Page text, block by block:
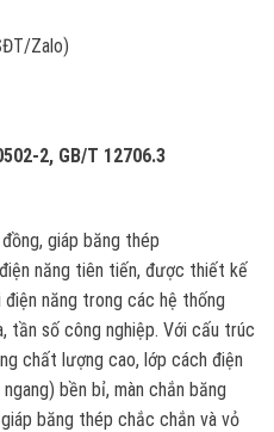
Zalo)
2, GB/T 12706.3
giáp băng thép
năng tiên tiến, được thiết kế
năng trong các hệ thống
tần số công nghiệp. Với cấu trúc
chất lượng cao, lớp cách điện
bền bỉ, màn chắn băng
băng thép chắc chắn và vỏ